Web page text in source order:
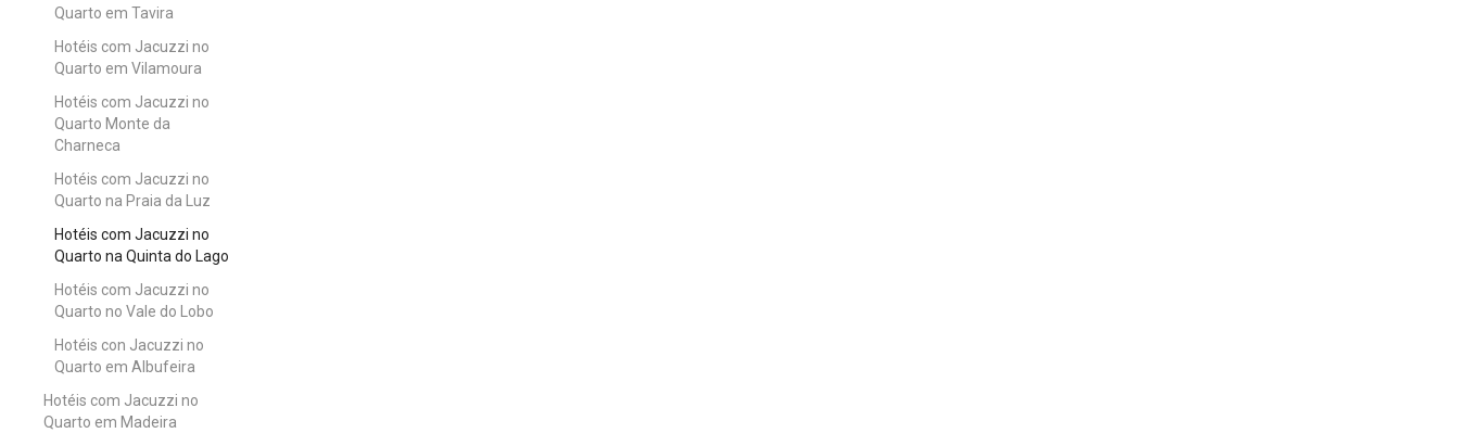
Quarto em Tavira
Hotéis com Jacuzzi no
Quarto em Vilamoura
Hotéis com Jacuzzi no
Quarto Monte da
Charneca
Hotéis com Jacuzzi no
Quarto na Praia da Luz
Hotéis com Jacuzzi no
Quarto na Quinta do Lago
Hotéis com Jacuzzi no
Quarto no Vale do Lobo
Hotéis con Jacuzzi no
Quarto em Albufeira
Hotéis com Jacuzzi no
Quarto em Madeira